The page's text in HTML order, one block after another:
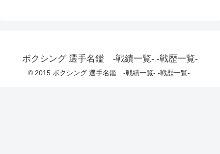
ボクシング 選手名鑑 -戦績一覧- -戦歴一覧-
© 2015 ボクシング 選手名鑑 -戦績一覧- -戦歴一覧-.